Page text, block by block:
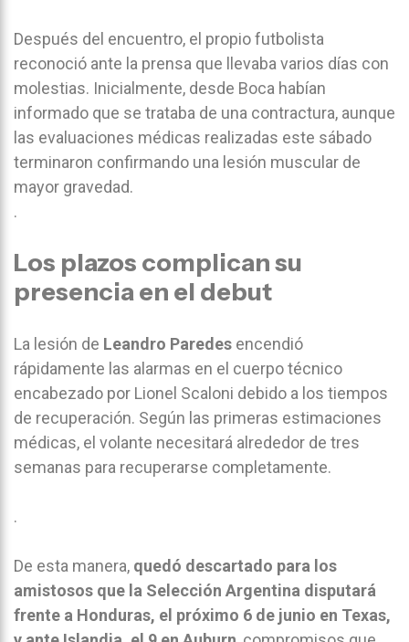
Después del encuentro, el propio futbolista
reconoció ante la prensa que llevaba varios días con
molestias. Inicialmente, desde Boca habían
informado que se trataba de una contractura, aunque
las evaluaciones médicas realizadas este sábado
terminaron confirmando una lesión muscular de
mayor gravedad.
.
Los plazos complican su
presencia en el debut
La lesión de Leandro Paredes encendió
rápidamente las alarmas en el cuerpo técnico
encabezado por Lionel Scaloni debido a los tiempos
de recuperación. Según las primeras estimaciones
médicas, el volante necesitará alrededor de tres
semanas para recuperarse completamente.
.
De esta manera, quedó descartado para los
amistosos que la Selección Argentina disputará
frente a Honduras, el próximo 6 de junio en Texas,